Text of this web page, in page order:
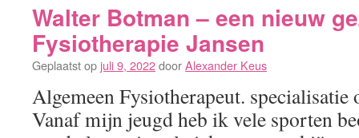
met
9.2
in
2023
Walter Botman – een nieuw
Fysiotherapie Jansen
Geplaatst opjuli 9, 2022doorAlexander Keus
Algemeen Fysiotherapeut.
Vanaf mijn jeugd heb ik vele sporten